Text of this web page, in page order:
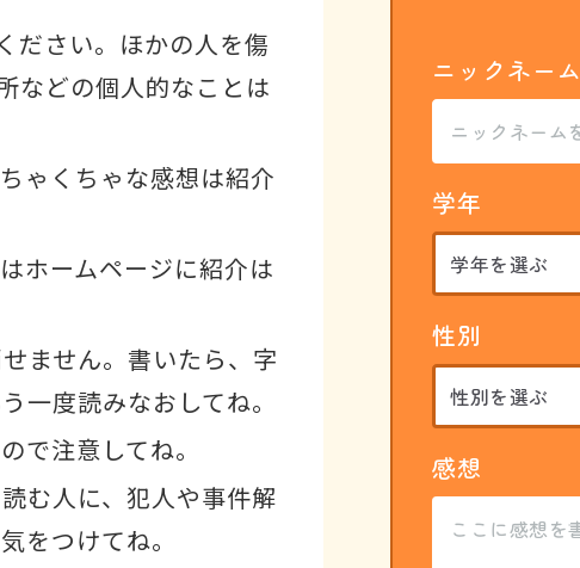
ださい。ほかの人を傷
などの個人的なことは
ゃくちゃな感想は紹介
ホームページに紹介は
ません。書いたら、字
一度読みなおしてね。
で注意してね。
む人に、犯人や事件解
をつけてね。
ニックネーム
学年
性別
感想